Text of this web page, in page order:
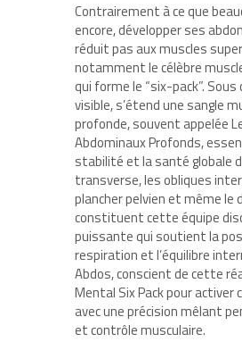
Contrairement à ce que
encore, développer ses
réduit pas aux muscles
notamment le célèbre
qui forme le “six-pack”.
visible, s’étend une sangle
profonde, souvent appelée
Abdominaux Profonds,
stabilité et la santé globale
transverse, les obliques
plancher pelvien et même le
constituent cette équipe
puissante qui soutient la
respiration et l’équilibre
Abdos, conscient de cette
Mental Six Pack pour activer
avec une précision mêlant
et contrôle musculaire.